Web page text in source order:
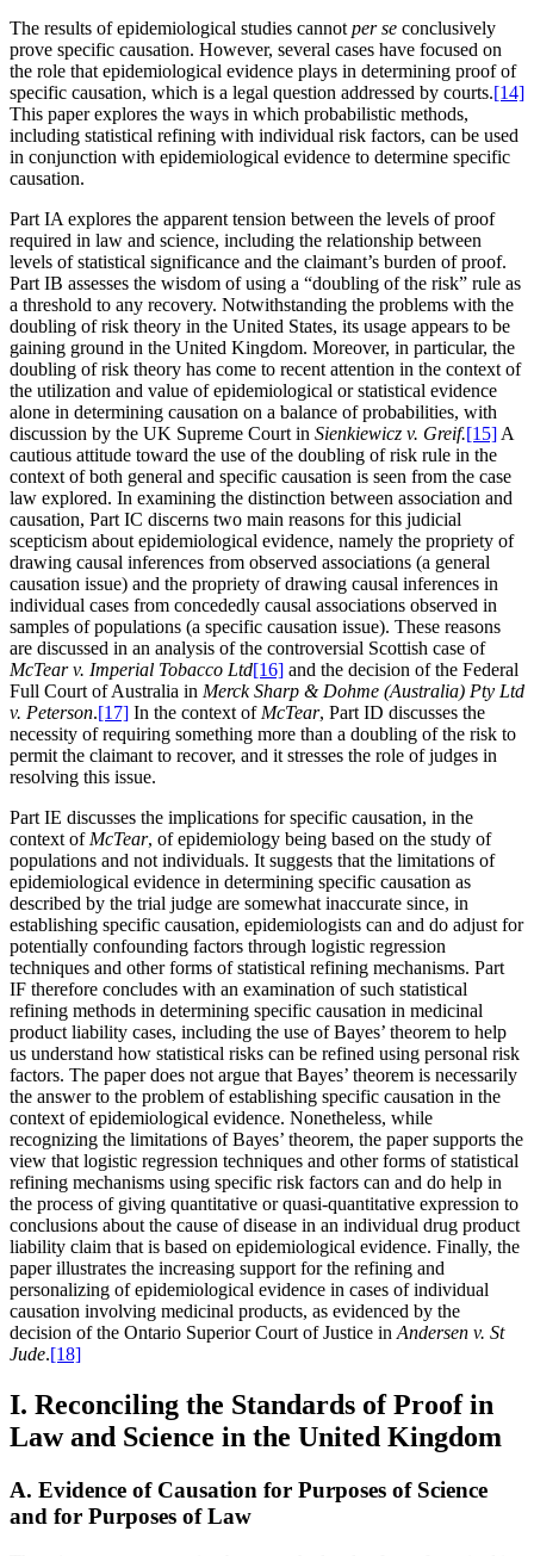
The results of epidemiological studies cannotper se conclusively
prove specific causation. However, several cases have focused on
the role that epidemiological evidence plays in determining proof of
specific causation, which is a legal question addressed by courts.[14]
This paper explores the ways in which probabilistic methods,
including statistical refining with individual risk factors, can be used
in conjunction with epidemiological evidence to determine specific
causation.
Part IA explores the apparent tension between the levels of proof
required in law and science, including the relationship between
levels of statistical significance and the claimant’s burden of proof.
Part IB assesses the wisdom of using a “doubling of the risk” rule as
a threshold to any recovery. Notwithstanding the problems with the
doubling of risk theory in the United States, its usage appears to be
gaining ground in the United Kingdom. Moreover, in particular, the
doubling of risk theory has come to recent attention in the context of
the utilization and value of epidemiological or statistical evidence
alone in determining causation on a balance of probabilities, with
discussion by the UK Supreme Court in Sienkiewicz v. Greif.[15]A
cautious attitude toward the use of the doubling of risk rule in the
context of both general and specific causation is seen from the case
law explored. In examining the distinction between association and
causation, Part IC discerns two main reasons for this judicial
scepticism about epidemiological evidence, namely the propriety of
drawing causal inferences from observed associations (a general
causation issue) and the propriety of drawing causal inferences in
individual cases from concededly causal associations observed in
samples of populations (a specific causation issue). These reasons
are discussed in an analysis of the controversial Scottish case of
McTear v. Imperial Tobacco Ltd[16] and the decision of the Federal
Full Court of Australia in Merck Sharp & Dohme (Australia) Pty Ltd
v. Peterson.[17] In the context ofMcTear, Part ID discusses the
necessity of requiring something more than a doubling of the risk to
permit the claimant to recover, and it stresses the role of judges in
resolving this issue.
Part IE discusses the implications for specific causation, in the
context ofMcTear, of epidemiology being based on the study of
populations and not individuals. It suggests that the limitations of
epidemiological evidence in determining specific causation as
described by the trial judge are somewhat inaccurate since, in
establishing specific causation, epidemiologists can and do adjust for
potentially confounding factors through logistic regression
techniques and other forms of statistical refining mechanisms. Part
IF therefore concludes with an examination of such statistical
refining methods in determining specific causation in medicinal
product liability cases, including the use of Bayes’ theorem to help
us understand how statistical risks can be refined using personal risk
factors. The paper does not argue that Bayes’ theorem is necessarily
the answer to the problem of establishing specific causation in the
context of epidemiological evidence. Nonetheless, while
recognizing the limitations of Bayes’ theorem, the paper supports the
view that logistic regression techniques and other forms of statistical
refining mechanisms using specific risk factors can and do help in
the process of giving quantitative or quasi-quantitative expression to
conclusions about the cause of disease in an individual drug product
liability claim that is based on epidemiological evidence. Finally, the
paper illustrates the increasing support for the refining and
personalizing of epidemiological evidence in cases of individual
causation involving medicinal products, as evidenced by the
decision of the Ontario Superior Court of Justice inAndersen v. St
Jude.[18]
I. Reconciling the Standards of Proof in
Law and Science in the United Kingdom
A. Evidence of Causation for Purposes of Science
and for Purposes of Law